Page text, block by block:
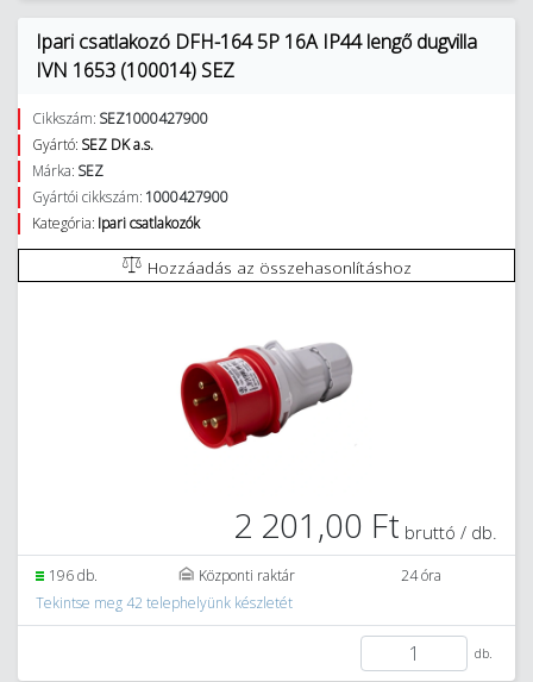
Ipari csatlakozó DFH-164 5P 16A IP44 lengő dugvilla
IVN 1653 (100014) SEZ
Cikkszám: SEZ1000427900
Gyártó: SEZ DK a.s.
Márka: SEZ
Gyártói cikkszám: 1000427900
Kategória: Ipari csatlakozók
Hozzáadás az összehasonlításhoz
2 201,00 Ft bruttó / db.
196 db. Központi raktár
24 óra
Tekintse meg 42 telephelyünk készletét
db.